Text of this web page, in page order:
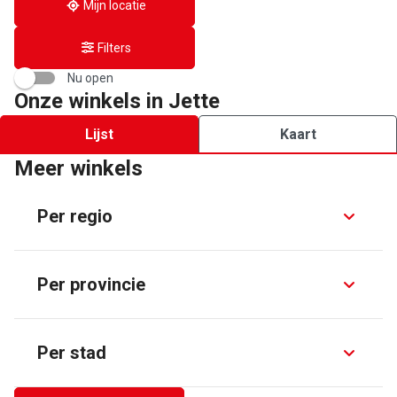
Mijn locatie
Filters
Nu open
Onze winkels in Jette
Lijst Kaart
Meer winkels
Per regio
Per provincie
Per stad